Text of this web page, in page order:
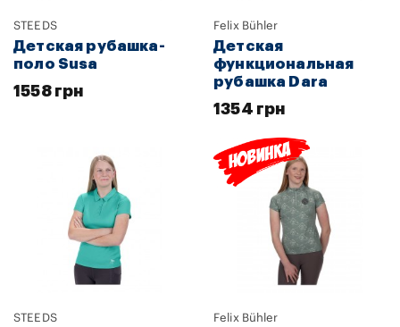
STEEDS
Детская рубашка-
поло Susa
1558 грн
Felix Bühler
Детская
функциональная
рубашка Dara
1354 грн
STEEDS Felix Bühler